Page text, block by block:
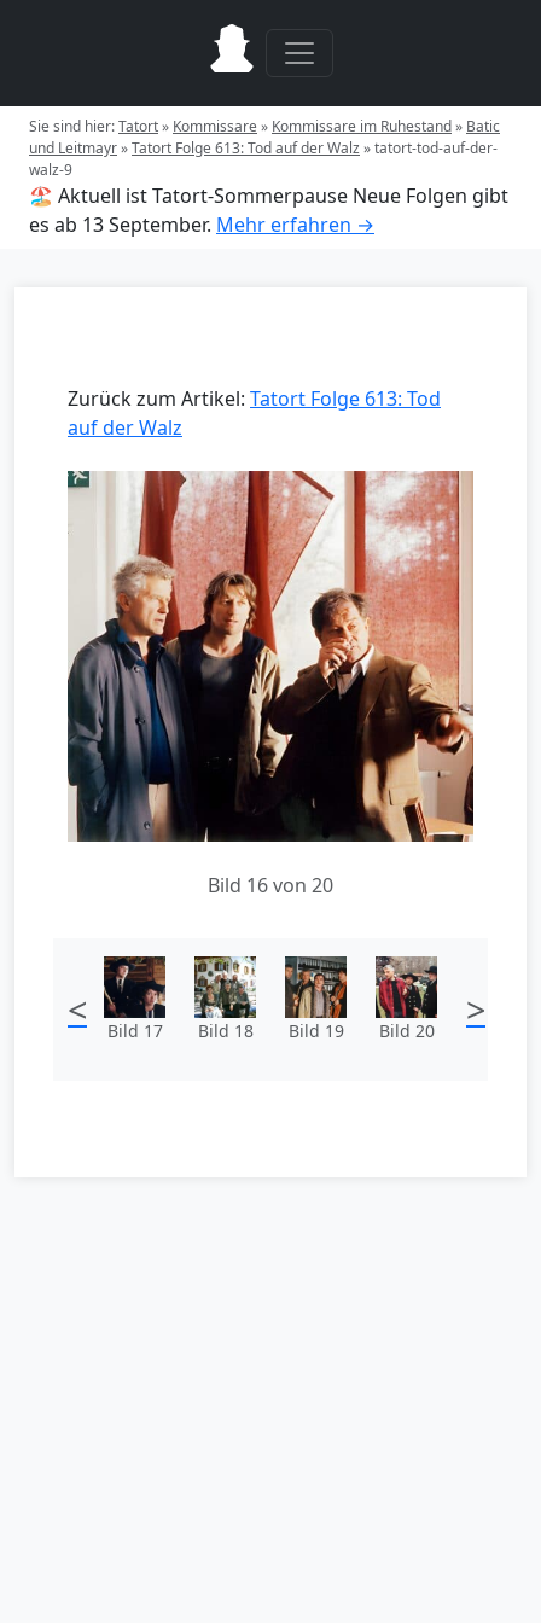
Sie sind hier:Tatort» Kommissare» Kommissare im Ruhestand» Batic
und Leitmayr»Tatort Folge 613: Tod auf der Walz»tatort-tod-auf-der-
walz-9
🏖️ Aktuell ist Tatort-Sommerpause Neue Folgen gibt
es ab 13 September. Mehr erfahren →
Zurück zum Artikel: Tatort Folge 613: Tod
auf der Walz
Bild 16 von 20
< Bild 17 Bild 18 Bild 19 Bild 20 >